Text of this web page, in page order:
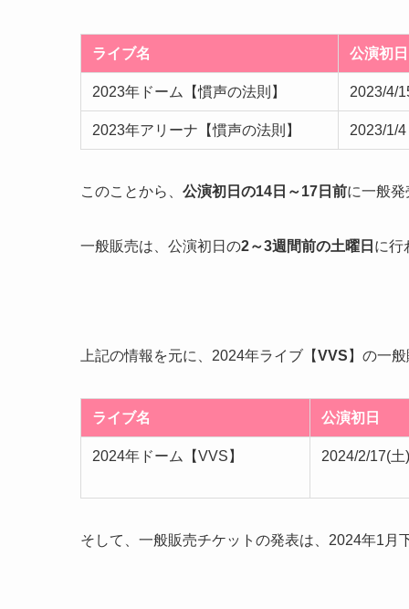
ライブ名 公演初日
2023年ドーム【慣声の法則】 2023/4/
2023年アリーナ【慣声の法則】 2023/1/
このことから、 公演初日の14日 ～17日前に一般
一般販売は、公演初日の2～3週間前の土曜日 に行
上記の情報を元に、2024年ライブ 【VVS 】 の一
ライブ名 公演初日
2024年ドーム【VVS】 2024/2/17(土)
そして、 一般販売チケットの発表は、 2024年1月